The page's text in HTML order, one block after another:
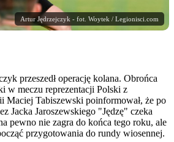
Artur Jędrzejczyk - fot. Woytek / Legionisci.com
przeszedł operację kolana. Obrońca
w meczu reprezentacji Polski z
Maciej Tabiszewski poinformował, że po
Jacka Jaroszewskiego "Jędzę" czeka
pewno nie zagra do końca tego roku, ale
przygotowania do rundy wiosennej.